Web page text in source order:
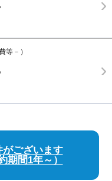
等－）
ございます
間1年～）